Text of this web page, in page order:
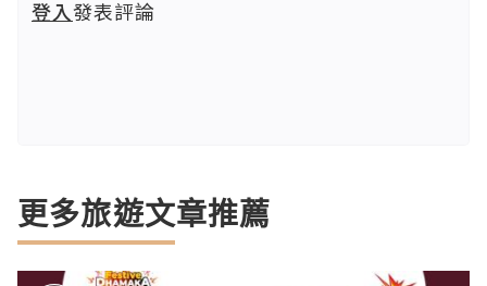
登入發表評論
更多旅遊文章推薦